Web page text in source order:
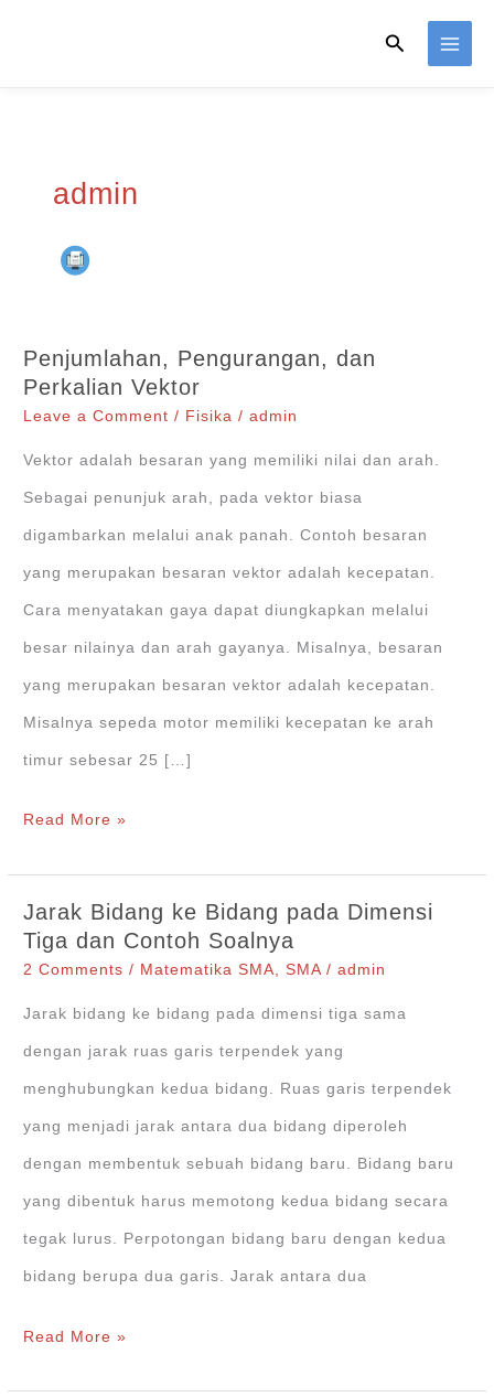
Search
admin
Penjumlahan, Pengurangan, dan
Perkalian Vektor
Leave a Comment / Fisika /admin
Vektor adalah besaran yang memiliki nilai dan arah.
Sebagai penunjuk arah, pada vektor biasa
digambarkan melalui anak panah. Contoh besaran
yang merupakan besaran vektor adalah kecepatan.
Cara menyatakan gaya dapat diungkapkan melalui
besar nilainya dan arah gayanya. Misalnya, besaran
yang merupakan besaran vektor adalah kecepatan.
Misalnya sepeda motor memiliki kecepatan ke arah
timur sebesar 25 […]
Penjumlahan,
Perkalian
Vektor
Read More »
Jarak Bidang ke Bidang pada Dimensi
Tiga dan Contoh Soalnya
2 Comments / Matematika SMA,SMA/admin
Jarak bidang ke bidang pada dimensi tiga sama
dengan jarak ruas garis terpendek yang
menghubungkan kedua bidang. Ruas garis terpendek
yang menjadi jarak antara dua bidang diperoleh
dengan membentuk sebuah bidang baru. Bidang baru
yang dibentuk harus memotong kedua bidang secara
tegak lurus. Perpotongan bidang baru dengan kedua
bidang berupa dua garis. Jarak antara dua
Jarak
Read More »